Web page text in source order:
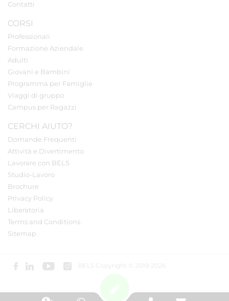
Contatti
CORSI
Professionali
Formazione Aziendale
Adulti
Giovani e Bambini
Programma per Famiglie
Viaggi di gruppo
Campus per Ragazzi
CERCHI AIUTO?
Domande Frequenti
Attività e Divertimento
Lavorare con BELS
Studio-Lavoro
Brochure
Privacy Policy
Liberatoria
Terms and Conditions
Sitemap
BELS Copyright © 2019-2026